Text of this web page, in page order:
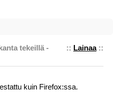
:: Lainaa::
tekeillä -
kuin Firefox:ssa.